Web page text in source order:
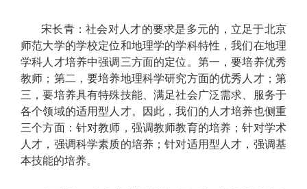
宋长青：社会对人才的要求是多元的，立足于北京
师范大学的学校定位和地理学的学科特性，我们在地理
学科人才培养中强调三方面的定位。第一，要培养优秀
教师；第二，要培养地理科学研究方面的优秀人才；第
三，要培养具有特殊技能、满足社会广泛需求、服务于
各个领域的适用型人才。因此，我们的人才培养也侧重
三个方面：针对教师，强调教师教育的培养；针对学术
人才，强调科学素质的培养；针对适用型人才，强调基
本技能的培养。